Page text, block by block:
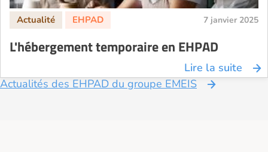
7 janvier 2025
L'hébergement temporaire en EHPAD
Lire la suite
Actualités des EHPAD du groupe EMEIS